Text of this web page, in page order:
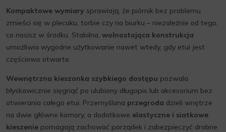
Kompaktowe wymiary sprawiają, że piórnik bez problemu
zmieści się w plecaku, torbie czy na biurku – niezależnie od tego,
co nosisz w środku. Stabilna, wolnostojąca konstrukcja
umożliwia wygodne użytkowanie nawet wtedy, gdy etui jest
częściowo otwarte.
Wewnętrzna kieszonka szybkiego dostępu pozwala
błyskawicznie sięgnąć po ulubiony długopis lub akcesorium bez
otwierania całego etui. Przemyślana przegroda dzieli wnętrze
na dwie główne komory, a dodatkowe elastyczne i siatkowe
kieszenie pomagają zachować porządek i zabezpieczyć drobne